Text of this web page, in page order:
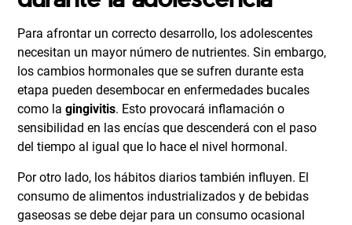
Para afrontar un correcto desarrollo, los adolescentes
necesitan un mayor número de nutrientes. Sin embargo,
los cambios hormonales que se sufren durante esta
etapa pueden desembocar en enfermedades bucales
como lagingivitis. Esto provocará inflamación o
sensibilidad en las encías que descenderá con el paso
del tiempo al igual que lo hace el nivel hormonal.
Por otro lado, los hábitos diarios también influyen. El
consumo de alimentos industrializados y de bebidas
gaseosas se debe dejar para un consumo ocasional